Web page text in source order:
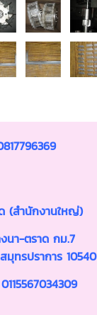
(สำนักงานใหญ่)
นา-ตราด กม.7
ทรปราการ 10540